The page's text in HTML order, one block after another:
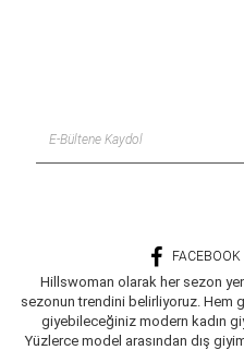
FACEBOOK
Hillswoman olarak her sezon
sezonun trendini belirliyoruz. Hem
giyebileceğiniz modern kadın
Yüzlerce model arasından dış